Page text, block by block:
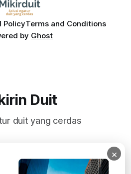
PolicyTerms and Conditions
by Ghost
Duit
duit yang cerdas
Subscribe
×